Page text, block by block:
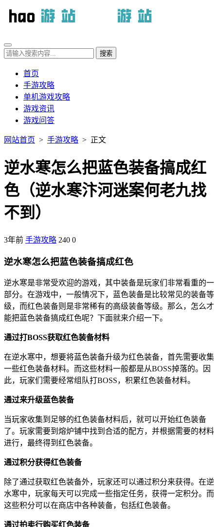
首页
手游攻略
单机游戏攻略
游戏资讯
游戏问答
网站首页 > 手游攻略 > 正文
逆水寒怎么把蓝色装备搞成红
色（逆水寒汴河迷案何老九找
不到）
3年前 手游攻略 240 0
逆水寒怎么把蓝色装备搞成红色
逆水寒是非常受欢迎的游戏，其中装备是玩家们非常看重的一
部分。在游戏中，一般情况下，蓝色装备是比较常见的装备等
级，而红色装备则是非常稀有的高级装备等级。那么，怎么才
能把蓝色装备搞成红色呢？下面就来介绍一下。
通过打BOSS获取红色装备材料
在逆水寒中，想要将蓝色装备升级为红色装备，首先需要收集
一些红色装备材料。而这些材料一般都是从BOSS掉落的。因
此，玩家们需要经常组队打BOSS，积累红色装备材料。
通过来升级蓝色装备
当玩家收集到足够的红色装备材料后，就可以开始红色装备
了。玩家需要到熔炉铺中找到合适的配方，并根据需要的材料
进行，最终得到红色装备。
通过积分获得红色装备
除了通过获取红色装备外，玩家还可以通过积分来获得。在逆
水寒中，玩家每天可以完成一些指定任务，获得一定积分。而
这些积分可以在商店中各种装备，包括红色装备。
通过拍卖行购买红色装备